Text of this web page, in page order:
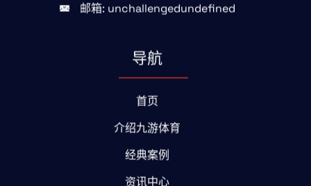
邮箱: unchallengedundefined
导航
首页
介绍九游体育
经典案例
资讯中心